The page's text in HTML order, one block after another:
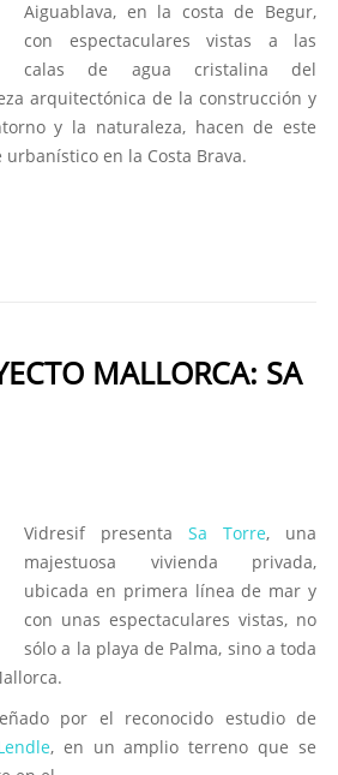
Aiguablava, en la costa de Begur,
con espectaculares vistas a las
calas de agua cristalina del
arquitectónica de la construcción y
y la naturaleza, hacen de este
en la Costa Brava.
MALLORCA: SA
Vidresif presentaSa Torre, una
majestuosa vivienda privada,
ubicada en primera línea de mar y
con unas espectaculares vistas, no
sólo a la playa de Palma, sino a toda
por el reconocido estudio de
, en un amplio terreno que se